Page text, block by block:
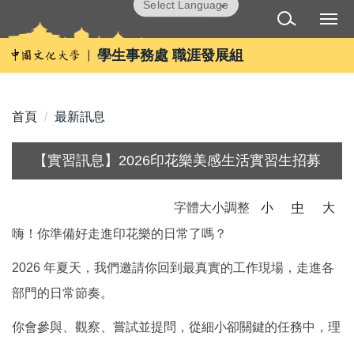
到
主
區
學生事務處 職涯發展組
Translate
首頁 最新訊息
【實習訊息】2026印花樂美感生活實習生招募
字體大小調整 小 中
大
嗨！你準備好走進印花樂的日常了嗎？
2026 年夏天，我們邀請你回到最真實的工作現場，走進各
部門的日常節奏。
你會參與、觀察、嘗試並提問，從細小卻關鍵的任務中，理